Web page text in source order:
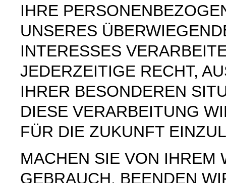
IHRE
UNSERES
INTERESSES
JEDERZEITIGE RECHT,
IHRER BESONDEREN
DIESE VERARBEITUNG
FÜR DIE ZUKUNFT
MACHEN SIE VON IHREM
GEBRAUCH, BEENDEN